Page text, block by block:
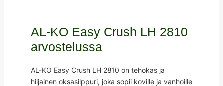
AL-KO Easy Crush LH 2810
arvostelussa
AL-KO Easy Crush LH 2810 on tehokas ja
hiljainen oksasilppuri, joka sopii koville ja vanhoille